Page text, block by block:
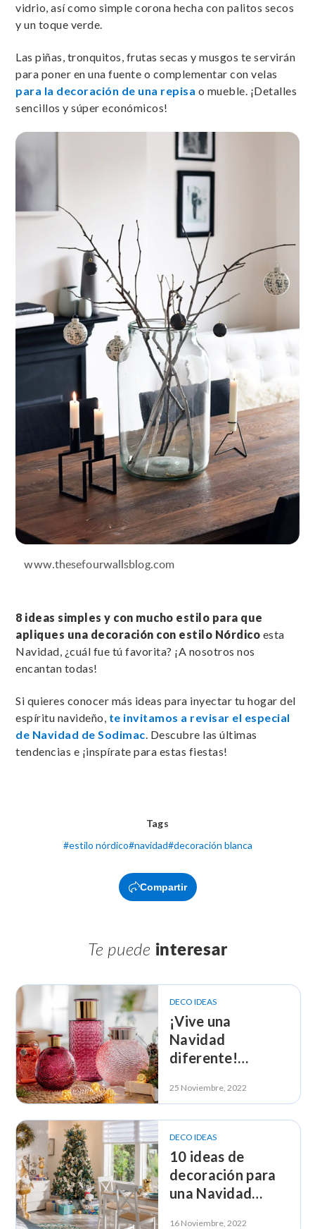
vidrio, así como simple corona hecha con palitos secos
y un toque verde.
Las piñas, tronquitos, frutas secas y musgos te servirán
para poner en una fuente o complementar con velas
para la decoración de una repisa o mueble. ¡Detalles
sencillos y súper económicos!
www.thesefourwallsblog.com
8 ideas simples y con mucho estilo para que
apliques una decoración con estilo Nórdico esta
Navidad, ¿cuál fue tú favorita? ¡A nosotros nos
encantan todas!
Si quieres conocer más ideas para inyectar tu hogar del
espíritu navideño, te invitamos a revisar el especial
de Navidad de Sodimac . Descubre las últimas
tendencias e ¡inspírate para estas fiestas!
Tags
#estilo nórdico#navidad#decoración blanca
Compartir
Te puede interesar
DECO IDEAS
¡Vive una
Navidad
diferente!
vintage
25 Noviembre, 2022
DECO IDEAS
10 ideas de
decoración para
una Navidad
16 Noviembre, 2022